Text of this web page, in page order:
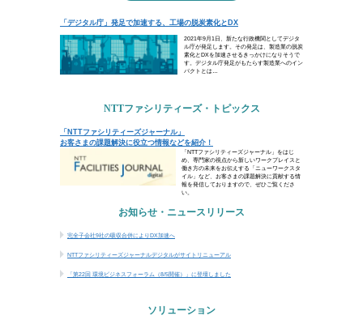
花は、誰かに見てもらおうとして咲
えられた使命を果たすために咲いて
吉は、「一筋の気持ち」を持つこと
向かってまっすぐ努力しましょう。
ビジネスコラム
都市経営のDXを推進する「Project PLATEAU」
「デジタル庁」発足で加速する、工場の脱炭素
トピックス
「NTTファシリティーズジャーナル」 お客さま
お知らせ・ニュースリリース
完全子会社9社の吸収合併によりDX加速へ
「第22回 環境ビジネスフォーラム（8/5開催）